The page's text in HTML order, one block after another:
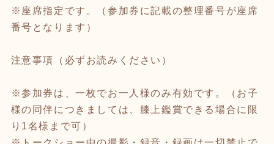
※座席指定です。（参加券に記載の整理番号が座席
番号となります）
注意事項（必ずお読みください）
※参加券は、一枚でお一人様のみ有効です。（お子
様の同伴につきましては、膝上鑑賞できる場合に限
り1名様まで可）